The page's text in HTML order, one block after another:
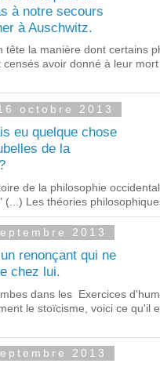
à notre secours
à Auschwitz.
tête la manière dont certains
censés avoir donné à leur
octobre 2013
eu quelque chose
de la
de la philosophie
(...) Les théories
2013
renonçant qui ne
chez lui.
dans les Exercices
le stoïcisme, voici ce qu'il
2013